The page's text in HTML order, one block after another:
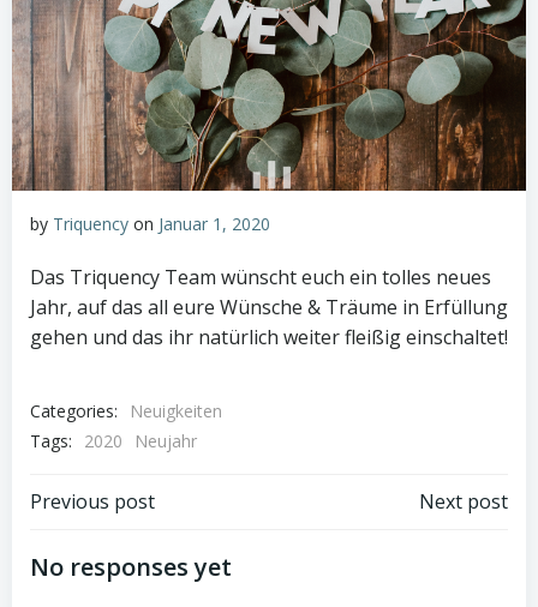
by Triquency on Januar 1, 2020
Das Triquency Team wünscht euch ein tolles neues
Jahr, auf das all eure Wünsche & Träume in Erfüllung
gehen und das ihr natürlich weiter fleißig einschaltet!
Categories:
Neuigkeiten
Tags:
2020 Neujahr
Post
navigation
Previous post Next post
No responses yet